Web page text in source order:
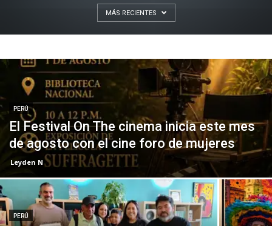
MÁS RECIENTES
PERÚ
El Festival On The cinema inicia este mes
de agosto con el cine foro de mujeres
Leyden N
PERÚ